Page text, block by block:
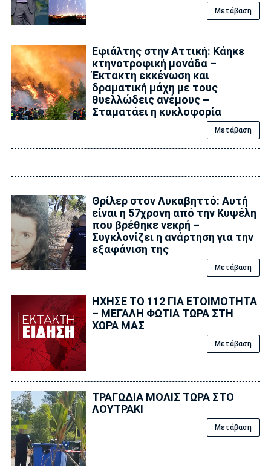
Μετάβαση
Εφιάλτης στην Αττική: Κάηκε
κτηνοτροφική μονάδα –
Έκτακτη εκκένωση και
δραματική μάχη με τους
θυελλώδεις ανέμους –
Σταματάει η κυκλοφορία
Μετάβαση
Θρίλερ στον Λυκαβηττό: Αυτή
είναι η 57χρονη από την Κυψέλη
που βρέθηκε νεκρή –
Συγκλονίζει η ανάρτηση για την
εξαφάνιση της
Μετάβαση
ΗΧΗΣΕ ΤΟ 112 ΓΙΑ ΕΤΟΙΜΟΤΗΤΑ
– ΜΕΓΑΛΗ ΦΩΤΙΑ ΤΩΡΑ ΣΤΗ
ΧΩΡΑ ΜΑΣ
Μετάβαση
ΤΡΑΓΩΔΙΑ ΜΟΛΙΣ ΤΩΡΑ ΣΤΟ
ΛΟΥΤΡΑΚΙ
Μετάβαση